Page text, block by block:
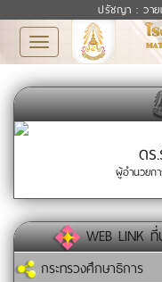
ปรัชญา : วาย
Toggle
navigation
ดร
ผู้อำนวยก
WEB LINK ที่
กระทรวงศึกษาธิการ